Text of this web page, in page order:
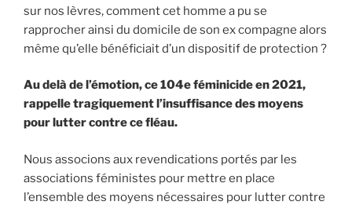
sur nos lèvres, comment cet homme a pu se
rapprocher ainsi du domicile de son ex compagne alors
même qu’elle bénéficiait d’un dispositif de protection ?
Au delà de l’émotion, ce 104e féminicide en 2021,
rappelle tragiquement l’insuffisance des moyens
pour lutter contre ce fléau.
Nous associons aux revendications portés par les
associations féministes pour mettre en place
l’ensemble des moyens nécessaires pour lutter contre